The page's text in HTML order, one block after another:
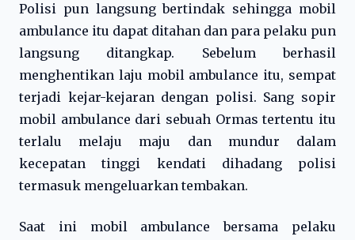
Polisi pun langsung bertindak sehingga mobil
ambulance itu dapat ditahan dan para pelaku pun
langsung ditangkap. Sebelum berhasil
menghentikan laju mobil ambulance itu, sempat
terjadi kejar-kejaran dengan polisi. Sang sopir
mobil ambulance dari sebuah Ormas tertentu itu
terlalu melaju maju dan mundur dalam
kecepatan tinggi kendati dihadang polisi
termasuk mengeluarkan tembakan.
Saat ini mobil ambulance bersama pelaku